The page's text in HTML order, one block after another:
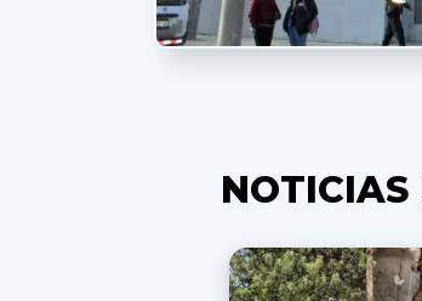
NOTICIAS